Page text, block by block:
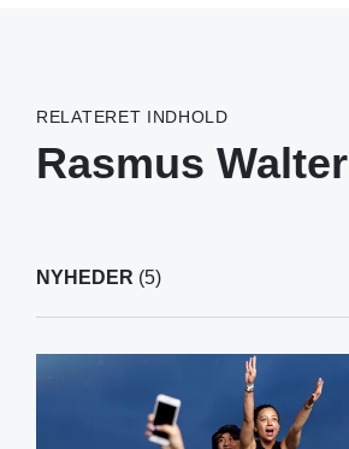
RELATERET INDHOLD
Rasmus Walter
NYHEDER (5)